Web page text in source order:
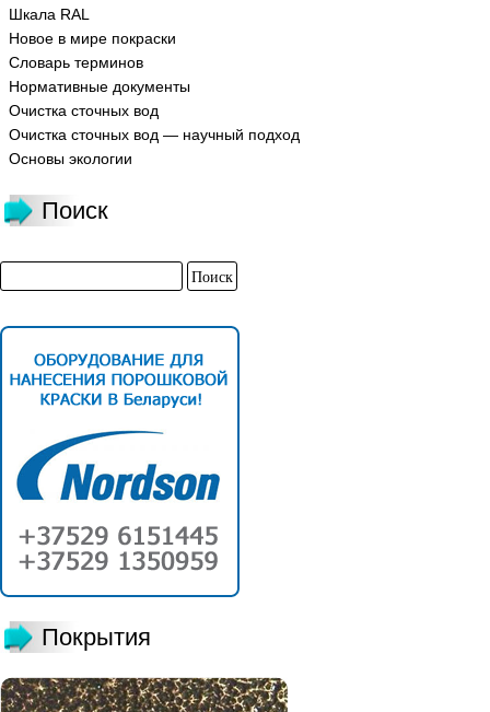
Шкала RAL
Новое в мире покраски
Словарь терминов
Нормативные документы
Очистка сточных вод
Очистка сточных вод — научный подход
Основы экологии
Поиск
Покрытия